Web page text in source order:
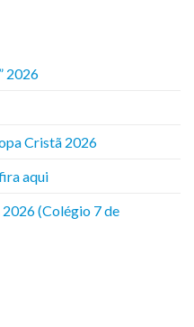
2026
Cristã 2026
aqui
(Colégio 7 de